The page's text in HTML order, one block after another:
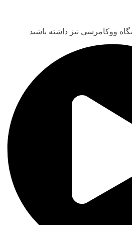
ووکامرسی نیز داشته باشید